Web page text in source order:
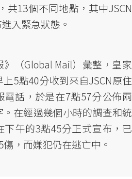
共13個不同地點，其中JSCN
入緊急狀態。
（Global Mail）彙整，皇家
5點40分收到來自JSCN原住
電話，於是在7點57分公佈兩
在經過幾個小時的調查和統
下午的3點45分正式宣布，已
，而嫌犯仍在逃亡中。